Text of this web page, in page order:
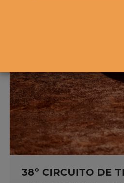
38º CIRCUITO DE